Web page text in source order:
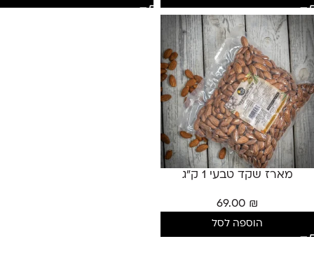
מארז שקד טבעי 1 ק"ג
69.00 ₪
הוספה לסל